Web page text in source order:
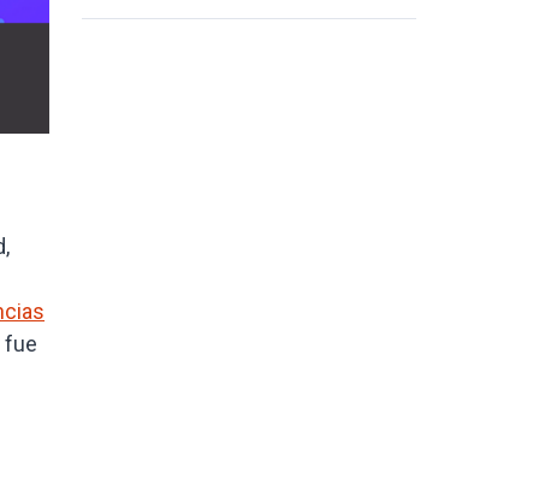
fue